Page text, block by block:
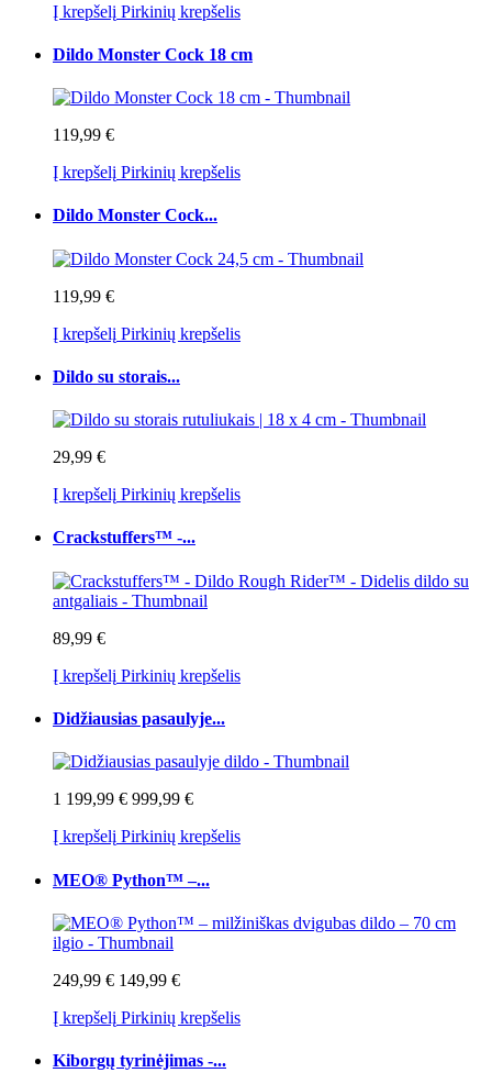
Į krepšelį Pirkinių krepšelis
Dildo Monster Cock 18 cm
119,99 €
Į krepšelį Pirkinių krepšelis
Dildo Monster Cock...
119,99 €
Į krepšelį Pirkinių krepšelis
Dildo su storais...
29,99 €
Į krepšelį Pirkinių krepšelis
Crackstuffers™ -...
89,99 €
Į krepšelį Pirkinių krepšelis
Didžiausias pasaulyje...
1 199,99 € 999,99 €
Į krepšelį Pirkinių krepšelis
MEO® Python™ –...
249,99 € 149,99 €
Į krepšelį Pirkinių krepšelis
Kiborgų tyrinėjimas -...